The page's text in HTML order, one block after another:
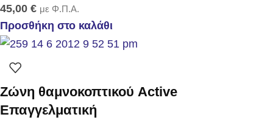
45,00 € με Φ.Π.Α.
Προσθήκη στο καλάθι
Zώνη θαμνοκοπτικού Active
Επαγγελματική